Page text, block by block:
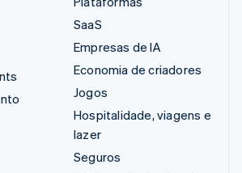
SaaS
Empresas de IA
Economia de criadores
Jogos
Hospitalidade, viagens e
lazer
Seguros